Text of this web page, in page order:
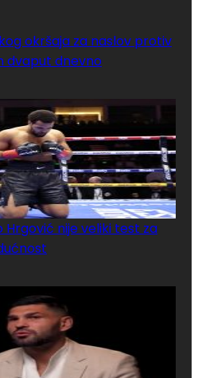
okršaja za naslov protiv
dvaput dnevno
Hrgović nije veliki test za